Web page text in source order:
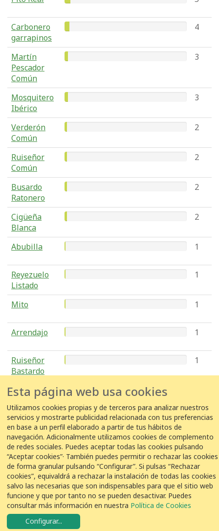
Carbonero
garrapinos
4
Martín
Pescador
Común
3
Mosquitero
Ibérico
3
Verderón
Común
2
Ruiseñor
Común
2
Busardo
Ratonero
2
Cigüeña
Blanca
2
Abubilla 1
Reyezuelo
Listado
1
Mito 1
Arrendajo 1
Ruiseñor
Bastardo
1
COLABORACIÓN
© VEOLIA Aviso legal Política de privacidad Política de Cookies
Esta página web usa cookies
Utilizamos cookies propias y de terceros para analizar nuestros
servicios y mostrarte publicidad relacionada con tus preferencias
en base a un perfil elaborado a partir de tus hábitos de
navegación. Adicionalmente utilizamos cookies de complemento
de redes sociales. Puedes aceptar todas las cookies pulsando
“Aceptar cookies”· También puedes permitir o rechazar las cookies
de forma granular pulsando “Configurar”. Si pulsas “Rechazar
cookies”, equivaldrá a rechazar la instalación de todas las cookies
salvo las necesarias que son indispensables para que el sitio web
funcione y que por tanto no se pueden desactivar. Puedes
consultar más información en nuestra Política de Cookies
Configurar...